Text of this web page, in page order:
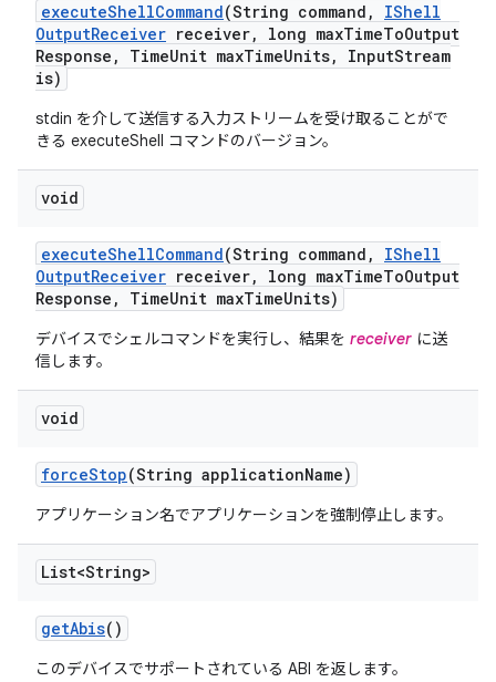
executeShellCommand(String command ,
IShell
OutputReceiver receiver, long maxTimeToOutput
Response , TimeUnit maxTimeUnits, InputStream
is)
stdin を介して送信する入力ストリームを受け取ることがで
きる executeShell コマンドのバージョン。
void
executeShellCommand(String command ,
IShell
OutputReceiver receiver, long maxTimeToOutput
Response , TimeUnit maxTimeUnits)
デバイスでシェルコマンドを実行し、結果を receiver に送
信します。
void
forceStop(String applicationName)
アプリケーション名でアプリケーションを強制停止します。
List<String>
getAbis()
このデバイスでサポートされている ABI を返します。